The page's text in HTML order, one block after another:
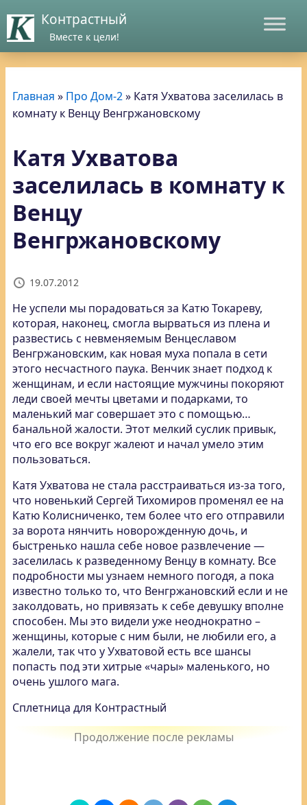
Контрастный
Вместе к цели!
Главная » Про Дом-2» Катя Ухватова заселилась в
комнату к Венцу Венгржановскому
Катя Ухватова
заселилась в комнату к
Венцу
Венгржановскому
19.07.2012
Не успели мы порадоваться за Катю Токареву,
которая, наконец, смогла вырваться из плена и
развестись с невменяемым Венцеславом
Венгржановским, как новая муха попала в сети
этого несчастного паука. Венчик знает подход к
женщинам, и если настоящие мужчины покоряют
леди своей мечты цветами и подарками, то
маленький маг совершает это с помощью…
банальной жалости. Этот мелкий суслик привык,
что его все вокруг жалеют и начал умело этим
пользоваться.
Катя Ухватова не стала расстраиваться из-за того,
что новенький Сергей Тихомиров променял ее на
Катю Колисниченко, тем более что его отправили
за ворота нянчить новорожденную дочь, и
быстренько нашла себе новое развлечение —
заселилась к разведенному Венцу в комнату. Все
подробности мы узнаем немного погодя, а пока
известно только то, что Венгржановский если и не
заколдовать, но привязать к себе девушку вполне
способен. Мы это видели уже неоднократно –
женщины, которые с ним были, не любили его, а
жалели, так что у Ухватовой есть все шансы
попасть под эти хитрые «чары» маленького, но
очень ушлого мага.
Сплетница для Контрастный